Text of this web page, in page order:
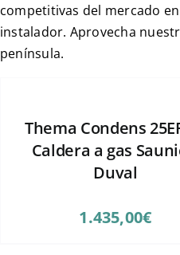
competitivas del mercado
instalador. Aprovecha
península.
Thema Condens
Caldera a gas
Duval
1.435,00€